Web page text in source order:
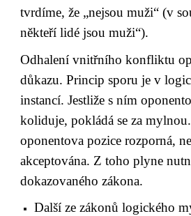
tvrdíme, že „nejsou muži“ (v
někteří lidé jsou muži“).
Odhalení vnitřního konfliktu
důkazu. Princip sporu je v
instancí. Jestliže s ním
koliduje, pokládá se za
oponentova pozice rozporná,
akceptována. Z toho plyne
dokazovaného zákona.
Další ze zákonů logického